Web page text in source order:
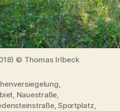
© Thomas Irlbeck
,
, Nauestraße,
,Sportplatz,